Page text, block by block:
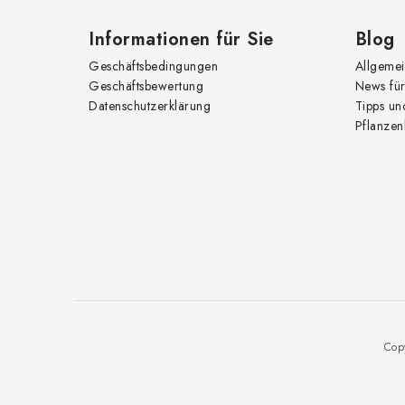
Informationen für Sie
Geschäftsbedingungen
Geschäftsbewertung
Datenschutzerklärung
Blog
News
Tipps